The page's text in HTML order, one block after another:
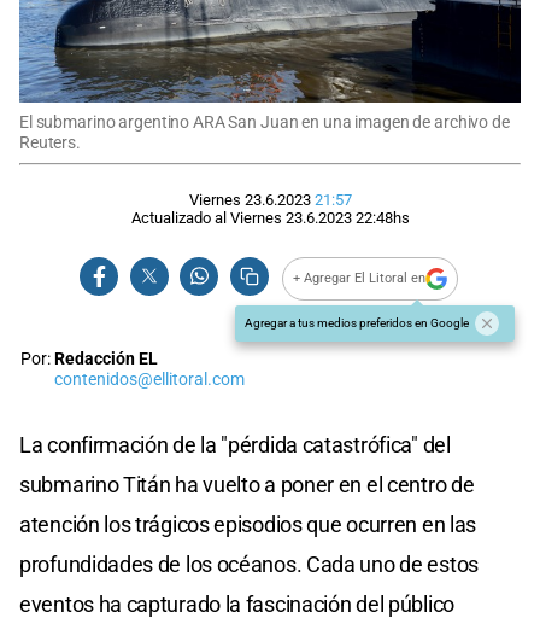
El submarino argentino ARA San Juan en una imagen de archivo de
Reuters.
Viernes 23.6.2023 21:57
Actualizado al Viernes 23.6.2023 22:48hs
+ Agregar El Litoral en
Agregar a tus medios preferidos en Google
Por:Redacción EL
contenidos@ellitoral.com
La confirmación de la "pérdida catastrófica" del
submarino Titán ha vuelto a poner en el centro de
atención los trágicos episodios que ocurren en las
profundidades de los océanos. Cada uno de estos
eventos ha capturado la fascinación del público